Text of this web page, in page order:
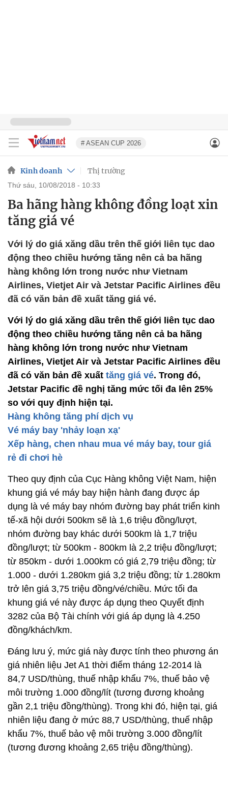
# ASEAN CUP 2026
Kinh doanh Thị trường
thứ sáu, 10/08/2018 - 10:33
Ba hãng hàng không đồng loạt xin
tăng giá vé
Với lý do giá xăng dầu trên thế giới liên tục dao
động theo chiều hướng tăng nên cả ba hãng
hàng không lớn trong nước như Vietnam
Airlines, Vietjet Air và Jetstar Pacific Airlines đều
đã có văn bản đề xuất tăng giá vé.
Với lý do giá xăng dầu trên thế giới liên tục dao
động theo chiều hướng tăng nên cả ba hãng
hàng không lớn trong nước như Vietnam
Airlines, Vietjet Air và Jetstar Pacific Airlines đều
đã có văn bản đề xuất tăng giá vé. Trong đó,
Jetstar Pacific đề nghị tăng mức tối đa lên 25%
so với quy định hiện tại.
Hàng không tăng phí dịch vụ
Vé máy bay 'nhảy loạn xạ'
Xếp hàng, chen nhau mua vé máy bay, tour giá
rẻ đi chơi hè
Theo quy định của Cục Hàng không Việt Nam, hiện
khung giá vé máy bay hiện hành đang được áp
dụng là vé máy bay nhóm đường bay phát triển kinh
tế-xã hội dưới 500km sẽ là 1,6 triệu đồng/lượt,
nhóm đường bay khác dưới 500km là 1,7 triệu
đồng/lượt; từ 500km - 800km là 2,2 triệu đồng/lượt;
từ 850km - dưới 1.000km có giá 2,79 triệu đồng; từ
1.000 - dưới 1.280km giá 3,2 triệu đồng; từ 1.280km
trở lên giá 3,75 triệu đồng/vé/chiều. Mức tối đa
khung giá vé này được áp dụng theo Quyết định
3282 của Bộ Tài chính với giá áp dụng là 4.250
đồng/khách/km.
Đáng lưu ý, mức giá này được tính theo phương án
giá nhiên liệu Jet A1 thời điểm tháng 12-2014 là
84,7 USD/thùng, thuế nhập khẩu 7%, thuế bảo vệ
môi trường 1.000 đồng/lít (tương đương khoảng
gần 2,1 triệu đồng/thùng). Trong khi đó, hiện tại, giá
nhiên liệu đang ở mức 88,7 USD/thùng, thuế nhập
khẩu 7%, thuế bảo vệ môi trường 3.000 đồng/lít
(tương đương khoảng 2,65 triệu đồng/thùng).